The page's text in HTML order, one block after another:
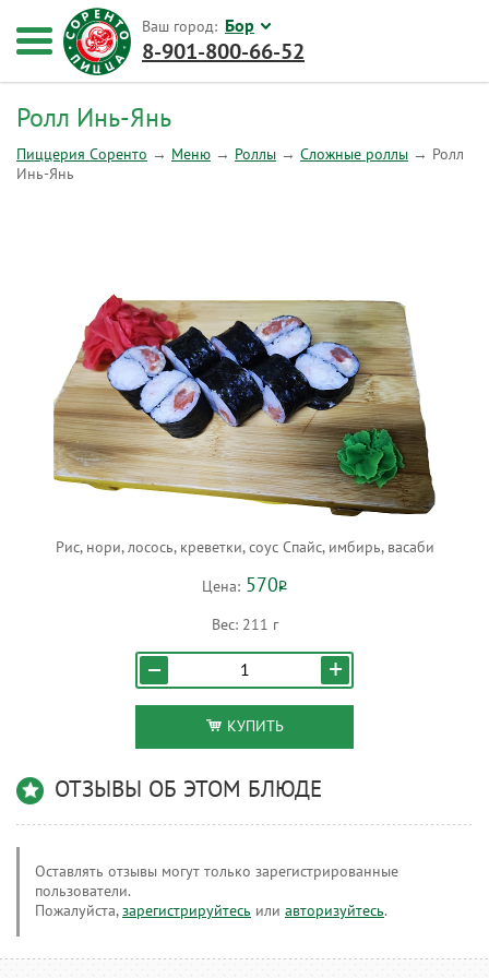
Ролл Инь-Янь
Пиццерия Соренто → Меню → Роллы → Сложные роллы → Ролл
Инь-Янь
Рис, нори, лосось, креветки, соус Спайс, имбирь, васаби
Цена: 570Р
Вес: 211 г
КУПИТЬ
ОТЗЫВЫ ОБ ЭТОМ БЛЮДЕ
Оставлять отзывы могут только зарегистрированные
пользователи.
Пожалуйста,зарегистрируйтесь или авторизуйтесь.
Ваш город: Бор
8-901-800-66-52